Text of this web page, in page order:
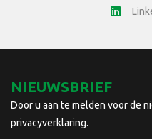
NIEUWSBRIEF
Door u aan te melden voor de
privacyverklaring.